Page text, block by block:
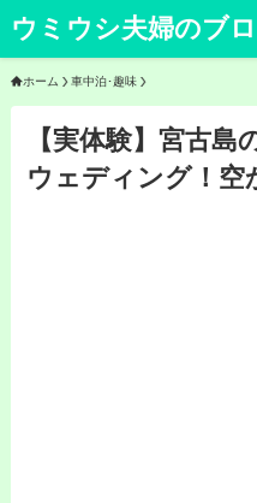
ウミウシ夫婦のブ
ホーム 車中泊･趣味
【実体験】宮古
ウェディング！空